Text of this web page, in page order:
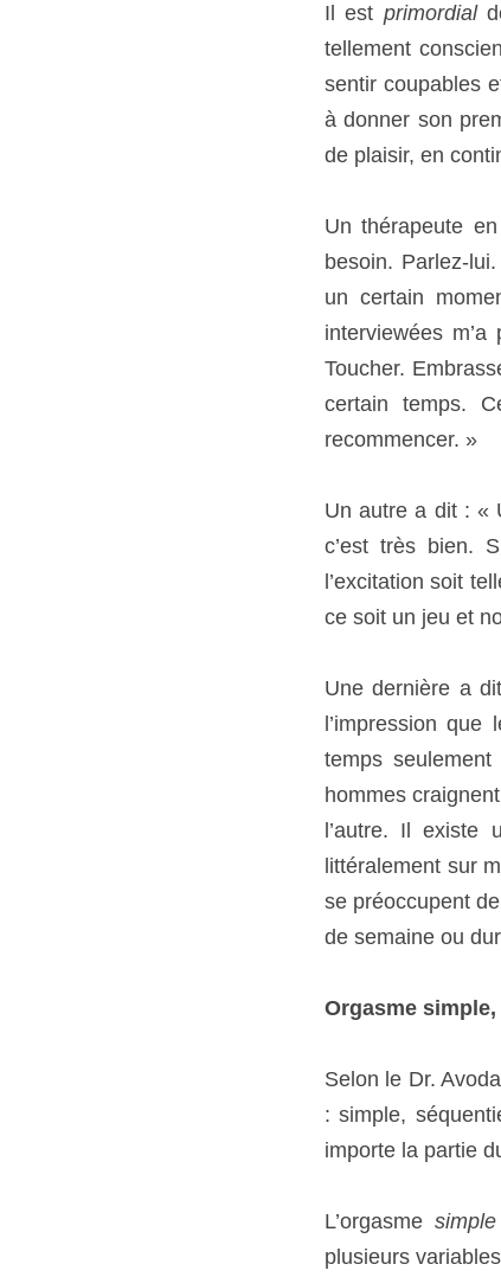
caresses jusqu’à
Un thérapeute en
lui. Jouez avec
les conditions se
mon partenaire
dans ses bras puis
Un autre a dit : «
bien. Si ce n’est
forte qu’il n’y ait
que les hommes
sentir près l’un de
nous satisfaire. Je
en amour.
préfère faire
Orgasme simple,
Selon le Dr.
simple, séquentiel
partie du corps où
variables, ou d’un
se suivent à la file
séquentiel est une